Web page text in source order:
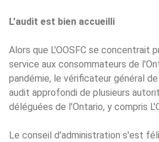
L'audit est bien accueilli
Alors que L'OOSFC se concentrait
service aux consommateurs de
pandémie, le vérificateur général
audit approfondi de plusieurs
déléguées de l'Ontario, y compris
Le conseil d'administration s'est